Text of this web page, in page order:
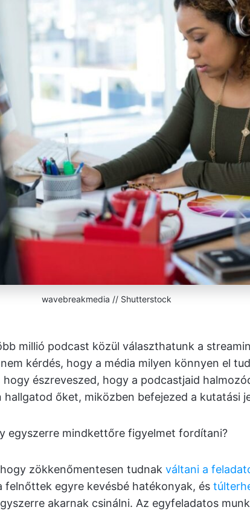
wavebreakmedia // Shutterstock
millió podcast közül választhatunk a
kérdés, hogy a média milyen könnyen el
észreveszed, hogy a podcastjaid
őket, miközben befejezed a kutatási
egyszerre mindkettőre figyelmet fordítani?
zökkenőmentesen tudnak váltani a
felnőttek egyre kevésbé hatékonyak, és
akarnak csinálni. Az egyfeladatos